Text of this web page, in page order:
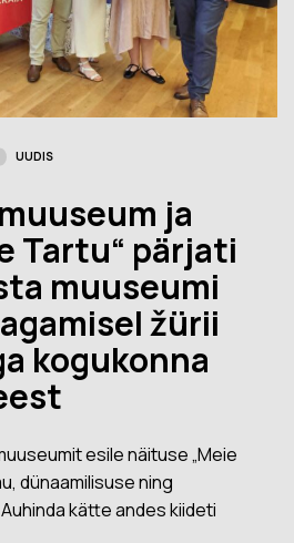
UUDIS
ja
Tartu“ pärjati
muuseumi
žürii
kogukonna
esile näituse „Meie
dünaamilisuse ning
kätte andes kiideti